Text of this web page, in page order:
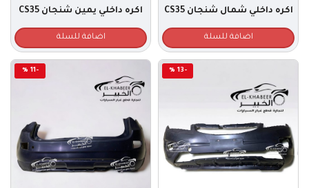
اكره داخلي شمال شنجان CS35
اضافة للسلة
اكره داخلي يمين شنجان CS35
اضافة للسلة
-13 %
-11 %